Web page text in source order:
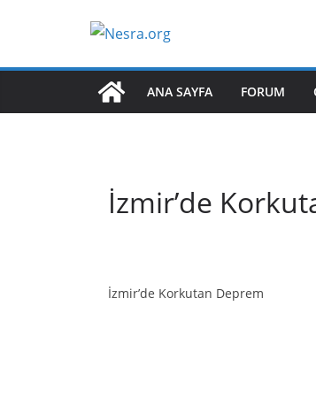
ANA SAYFA FORUM
İzmir’de
İzmir’de Korkutan Deprem